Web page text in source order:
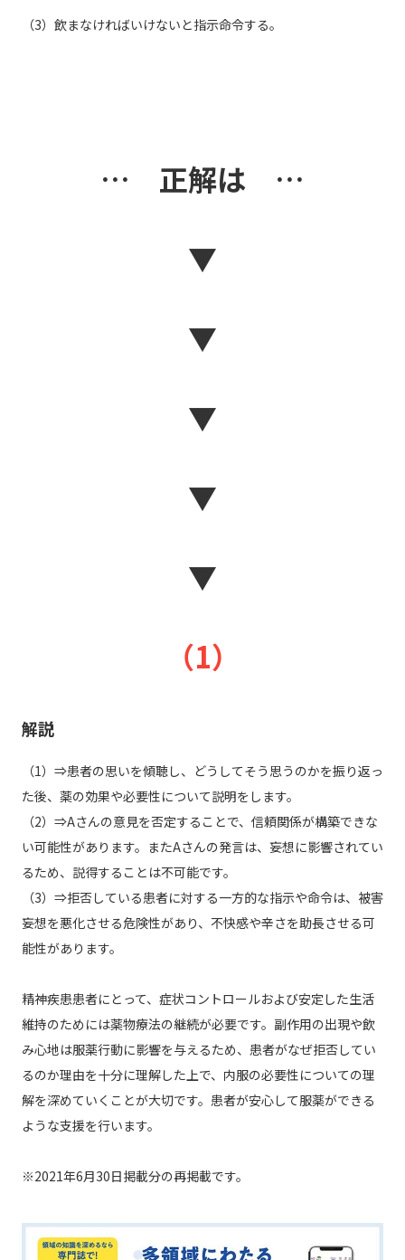
（3）飲まなければいけないと指示命令する。
… 正解は …
▼
▼
▼
▼
▼
（1）
解説
（1）⇒患者の思いを傾聴し、どうしてそう思うのかを振り返っ
た後、薬の効果や必要性について説明をします。
（2）⇒Aさんの意見を否定することで、信頼関係が構築できな
い可能性があります。またAさんの発言は、妄想に影響されてい
るため、説得することは不可能です。
（3）⇒拒否している患者に対する一方的な指示や命令は、被害
妄想を悪化させる危険性があり、不快感や辛さを助長させる可
能性があります。
精神疾患患者にとって、症状コントロールおよび安定した生活
維持のためには薬物療法の継続が必要です。副作用の出現や飲
み心地は服薬行動に影響を与えるため、患者がなぜ拒否してい
るのか理由を十分に理解した上で、内服の必要性についての理
解を深めていくことが大切です。患者が安心して服薬ができる
ような支援を行います。
※2021年6月30日掲載分の再掲載です。